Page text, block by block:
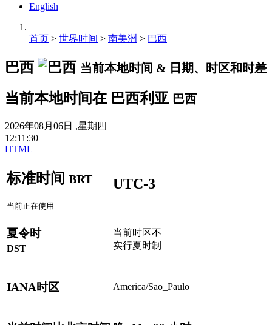
English
首页 > 世界时间 > 南美洲 > 巴西
巴西 当前本地时间 & 日期、时区和时差
当前本地时间在 巴西利亚 巴西
2026年08月06日 ,星期四
12:11 :30
HTML
标准时间 BRT
当前正在使用
UTC-3
夏令时
DST
当前时区不
实行夏时制
IANA时区 America/Sao_Paulo